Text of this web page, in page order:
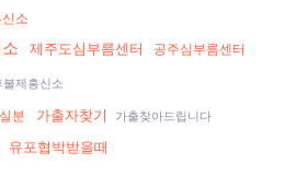
소
제주도심부름센터 공주심부름센터
불제흥신소
분 가출자찾기 가출찾아드립니다
유포협박받을때